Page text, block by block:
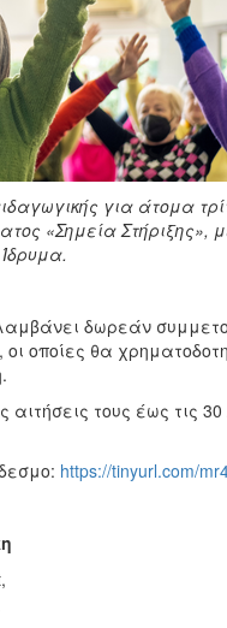
για άτομα
«Σημεία Στήριξης»,
δωρεάν
οποίες θα
τους έως τις 30
https://tinyurl.com/